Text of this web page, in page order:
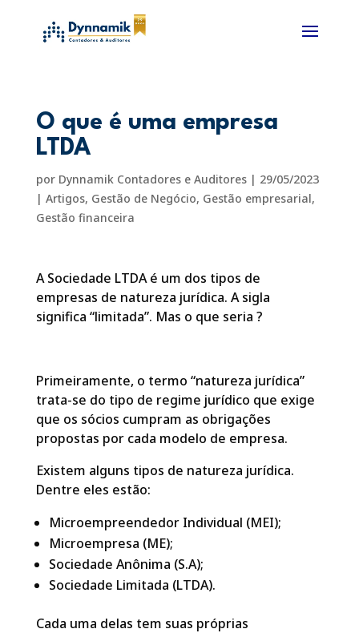
O que é uma empresa
LTDA
por Dynnamik Contadores e Auditores| 29/05/2023
| Artigos, Gestão de Negócio, Gestão empresarial,
Gestão financeira
A Sociedade LTDA é um dos tipos de
empresas de natureza jurídica. A sigla
significa “limitada”. Mas o que seria ?
Primeiramente, o termo “natureza jurídica”
trata-se do tipo de regime jurídico que exige
que os sócios cumpram as obrigações
propostas por cada modelo de empresa.
Existem alguns tipos de natureza jurídica.
Dentre eles estão:
Microempreendedor Individual (MEI);
Microempresa (ME);
Sociedade Anônima (S.A);
Sociedade Limitada (LTDA).
Cada uma delas tem suas próprias